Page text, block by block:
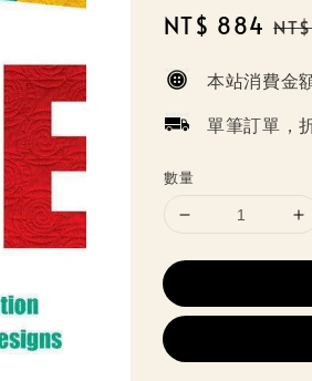
Sale
NT$ 884
本站消費金
單筆訂單，
數量